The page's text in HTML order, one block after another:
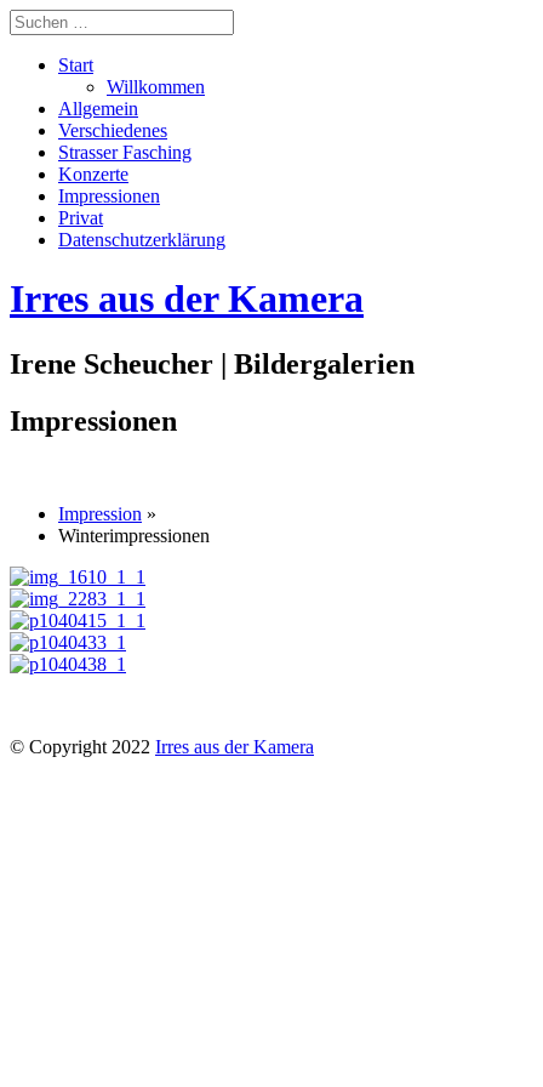
Start
Willkommen
Allgemein
Verschiedenes
Strasser Fasching
Konzerte
Impressionen
Privat
Datenschutzerklärung
Irres aus der Kamera
Irene Scheucher | Bildergalerien
Impressionen
Impression »
Winterimpressionen
© Copyright 2022 Irres aus der Kamera